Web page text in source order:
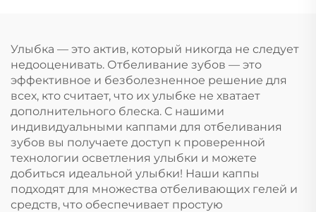
сна, отбеливания
зубов
отбеливания зубов с
капой от скрежета
зубами
Улыбка — это актив, который никогда не следует
недооценивать. Отбеливание зубов — это
эффективное и безболезненное решение для
всех, кто считает, что их улыбке не хватает
дополнительного блеска. С нашими
индивидуальными каппами для отбеливания
зубов вы получаете доступ к проверенной
технологии осветления улыбки и можете
добиться идеальной улыбки! Наши каппы
подходят для множества отбеливающих гелей и
средств, что обеспечивает простую